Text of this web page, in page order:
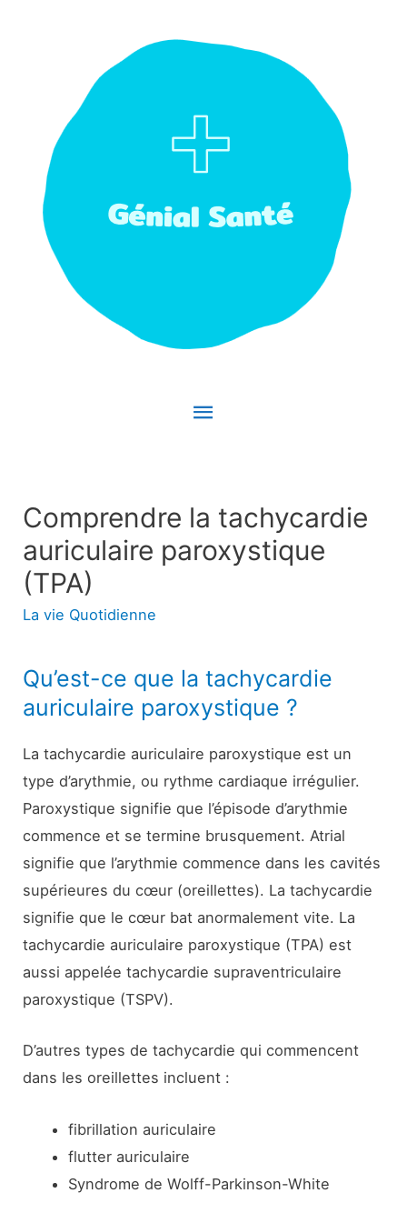
Menu
Comprendre la tachycardie
auriculaire paroxystique
(TPA)
La vie Quotidienne
Qu’est-ce que la tachycardie
auriculaire paroxystique ?
La tachycardie auriculaire paroxystique est un
type d’arythmie, ou rythme cardiaque irrégulier.
Paroxystique signifie que l’épisode d’arythmie
commence et se termine brusquement. Atrial
signifie que l’arythmie commence dans les cavités
supérieures du cœur (oreillettes). La tachycardie
signifie que le cœur bat anormalement vite. La
tachycardie auriculaire paroxystique (TPA) est
aussi appelée tachycardie supraventriculaire
paroxystique (TSPV).
D’autres types de tachycardie qui commencent
dans les oreillettes incluent :
fibrillation auriculaire
flutter auriculaire
Syndrome de Wolff-Parkinson-White